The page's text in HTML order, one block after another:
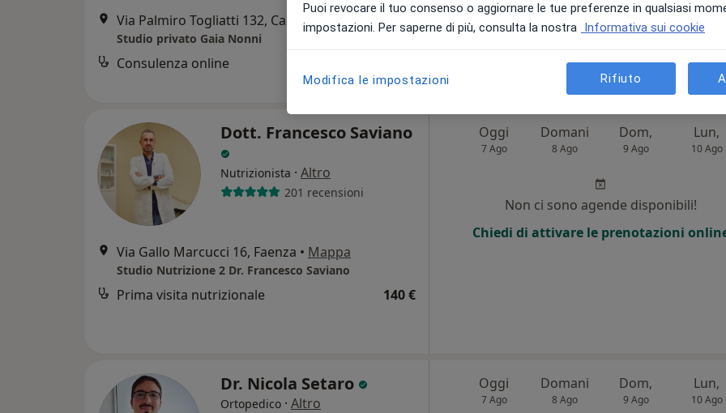
Via Palmiro Togliatti 132, Castel Bolognese Mappa
Studio privato Gaia Nonni
Consulenza online
Dott. Francesco Saviano
Nutrizionista · Altro
201 recensioni
Via Gallo Marcucci 16, Faenza • Mappa
Studio Nutrizione 2 Dr. Francesco Saviano
Prima visita nutrizionale 140 €
Oggi
7 Ago
Domani
8 Ago
Dom,
9 Ago
Lun,
10 Ago
Non ci sono agende disponibili!
Chiedi di attivare le prenotazioni
Dr. Nicola Setaro
Ortopedico · Altro
Oggi
7 Ago
Domani
8 Ago
Dom,
9 Ago
Lun,
10 Ago
Puoi revocare il tuo consenso o aggiornare le tue preferenze in qualsiasi
impostazioni. Per saperne di più, consulta la nostra Informativa sui cookie
Modifica le impostazioni Rifiuto